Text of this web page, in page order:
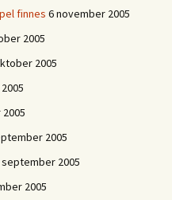
finnes 6 november 2005
2005
2005
2005
september 2005
2005